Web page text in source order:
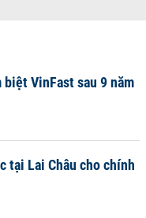
VinFast sau 9 năm
tại Lai Châu cho chính